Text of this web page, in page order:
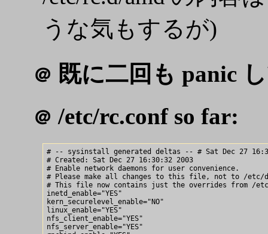
うな気もするが)
＠ 既に二回も panic
＠ /etc/rc.conf so far:
# -- sysinstall generated deltas -- # Sat Dec 27
# Created: Sat Dec 27 16:30:32 2003
# Enable network daemons for user convenience.
# Please make all changes to this file, not to /etc/
# This file now contains just the overrides from /
inetd_enable="YES"
kern_securelevel_enable="NO"
linux_enable="YES"
nfs_client_enable="YES"
nfs_server_enable="YES"